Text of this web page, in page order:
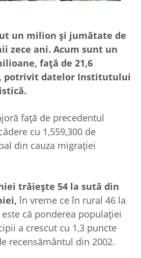
un milion şi jumătate de
zece ani. Acum sunt un
faţă de 21,6
potrivit datelor Institutului
faţă de precedentul
cu 1,559,300 de
din cauza migraţiei
trăieşte 54 la sută din
în vreme ce în rural 46 la
că ponderea populaţiei
a crescut cu 1,3 puncte
recensământul din 2002.